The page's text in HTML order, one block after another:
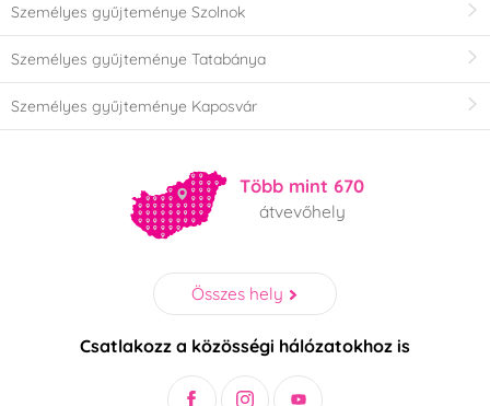
Személyes gyűjteménye Szolnok
Személyes gyűjteménye Tatabánya
Személyes gyűjteménye Kaposvár
Több mint 670
átvevőhely
Összes hely
Csatlakozz a közösségi hálózatokhoz is